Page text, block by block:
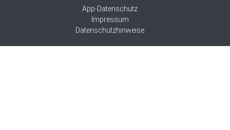
App-Datenschutz
Impressum
Datenschutzhinweise